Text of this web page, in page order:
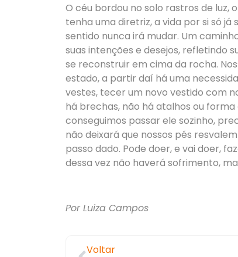
O céu bordou no solo rastros de luz,
tenha uma diretriz, a vida por si só
sentido nunca irá mudar. Um
suas intenções e desejos, refletindo
se reconstruir em cima da rocha.
estado, a partir daí há uma
vestes, tecer um novo vestido com
há brechas, não há atalhos ou
conseguimos passar ele sozinho,
não deixará que nossos pés
passo dado. Pode doer, e vai doer,
dessa vez não haverá sofrimento,
Por Luiza Campos
Voltar